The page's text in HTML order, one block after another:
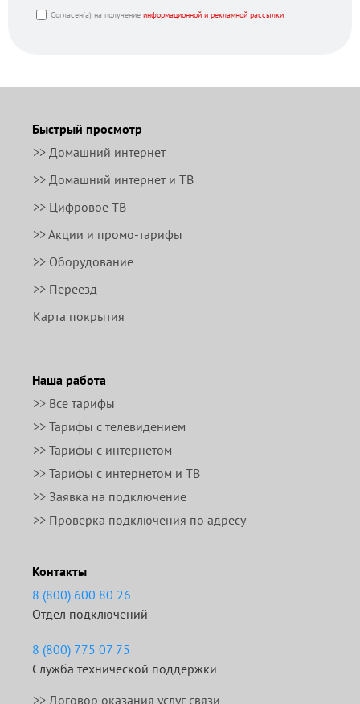
Согласен(а) на получение информационной и рекламной рассылки
Быстрый просмотр
>> Домашний интернет
>> Домашний интернет и ТВ
>> Цифровое ТВ
>> Акции и промо-тарифы
>> Оборудование
>> Переезд
Карта покрытия
Наша работа
>> Все тарифы
>> Тарифы с телевидением
>> Тарифы с интернетом
>> Тарифы с интернетом и ТВ
>> Заявка на подключение
>> Проверка подключения по адресу
Контакты
8 (800) 600 80 26
Отдел подключений
8 (800) 775 07 75
Служба технической поддержки
>> Договор оказания услуг связи